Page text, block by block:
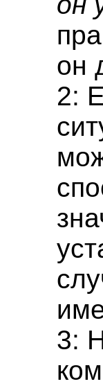
он
2:
3: